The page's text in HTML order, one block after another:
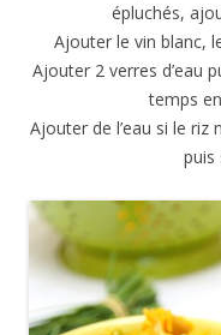
épluchés,
Ajouter le vin blanc,
Ajouter 2 verres d’eau
temps
Ajouter de l’eau si le riz
puis